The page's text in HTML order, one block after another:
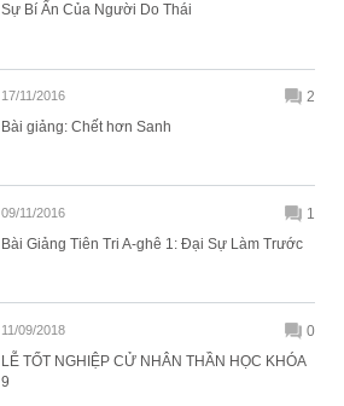
Sự Bí Ẩn Của Người Do Thái
17/11/2016
2
Bài giảng: Chết hơn Sanh
09/11/2016
1
Bài Giảng Tiên Tri A-ghê 1: Đại Sự Làm Trước
11/09/2018
0
LỄ TỐT NGHIỆP CỬ NHÂN THẦN HỌC KHÓA
9